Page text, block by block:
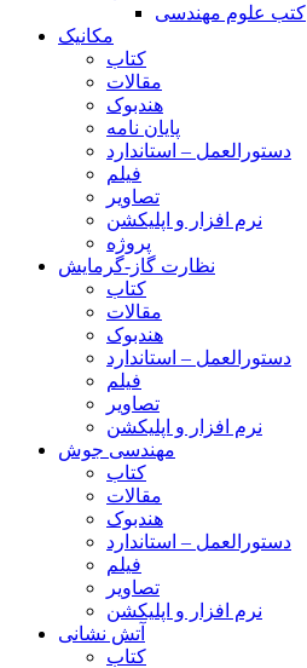
کتب علوم مهندسی
مکانیک
کتاب
مقالات
هندبوک
پایان نامه
دستورالعمل – استاندارد
فیلم
تصاویر
نرم افزار و اپلیکشن
پروژه
نظارت گاز-گرمایش
کتاب
مقالات
هندبوک
دستورالعمل – استاندارد
فیلم
تصاویر
نرم افزار و اپلیکشن
مهندسی جوش
کتاب
مقالات
هندبوک
دستورالعمل – استاندارد
فیلم
تصاویر
نرم افزار و اپلیکشن
آتش نشانی
کتاب